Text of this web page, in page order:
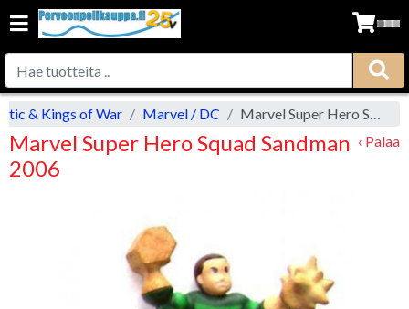
& Kings of War Marvel / DC Marvel Super Hero Squad Sandman 2006
Marvel Super Hero Squad Sandman
2006
‹ Palaa